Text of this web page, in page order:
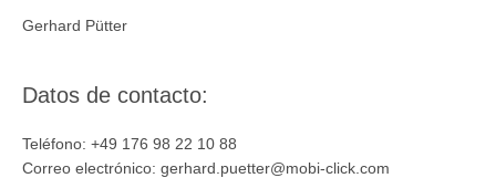
Gerhard Pütter
Datos de contacto:
Teléfono: +49 176 98 22 10 88
Correo electrónico: gerhard.puetter@mobi-click.com